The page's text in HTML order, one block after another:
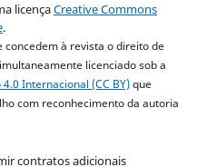
licençaCreative Commons
.
à revista o direito de
licenciado sob a
Internacional (CC BY)que
com reconhecimento da autoria
contratos adicionais